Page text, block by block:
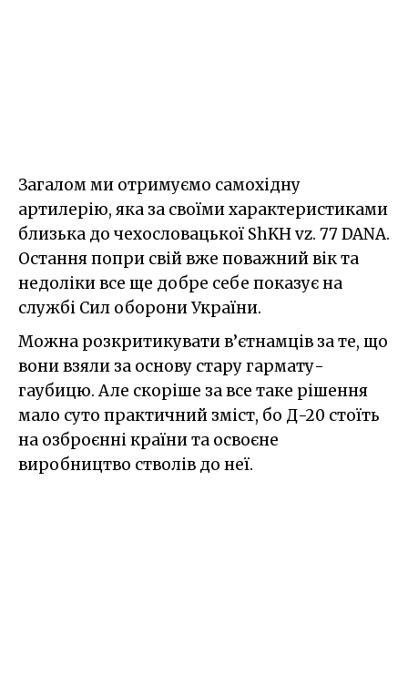
Загалом ми отримуємо самохідну
артилерію, яка за своїми характеристиками
близька до чехословацької ShKH vz. 77 DANA.
Остання попри свій вже поважний вік та
недоліки все ще добре себе показує на
службі Сил оборони України.
Можна розкритикувати в’єтнамців за те, що
вони взяли за основу стару гармату-
гаубицю. Але скоріше за все таке рішення
мало суто практичний зміст, бо Д-20 стоїть
на озброєнні країни та освоєне
виробництво стволів до неї.